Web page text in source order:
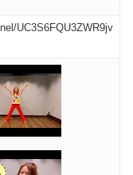
UC3S6FQU3ZWR9jv